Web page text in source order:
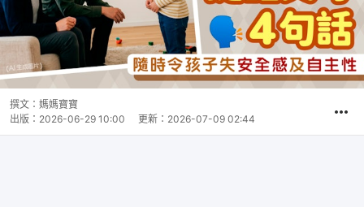
撰文： 媽媽寶寶
出版： 2026-06-29 10:00 更新： 2026-07-09 02:44